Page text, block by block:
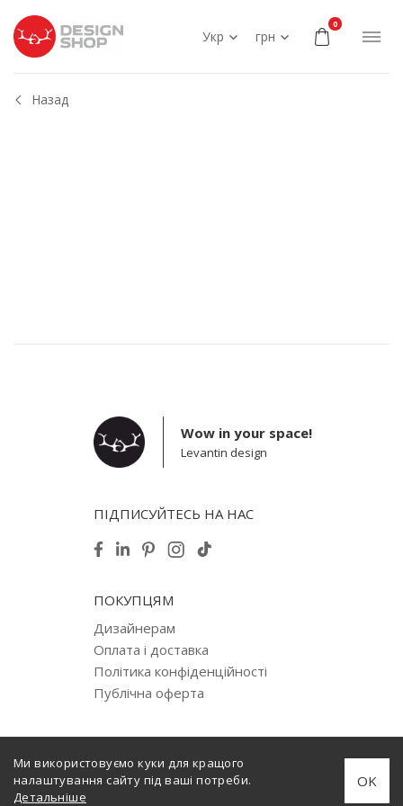
Укр грн
0
Назад
Wow in your space!
Levantin design
ПІДПИСУЙТЕСЬ НА НАС
ПОКУПЦЯМ
Дизайнерам
Оплата і доставка
Політика конфіденційності
Публічна оферта
© 2012–2026 Levantin design. Copyright. All Rights Reserved.
Ми використовуємо куки для кращого
налаштування сайту під ваші потреби.
Детальніше
OK